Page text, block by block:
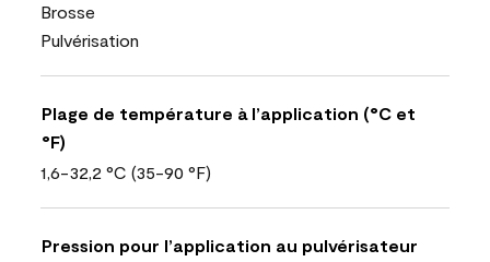
Brosse
Pulvérisation
Plage de température à l’application (°C et
°F)
1,6-32,2 °C (35-90 °F)
Pression pour l’application au pulvérisateur